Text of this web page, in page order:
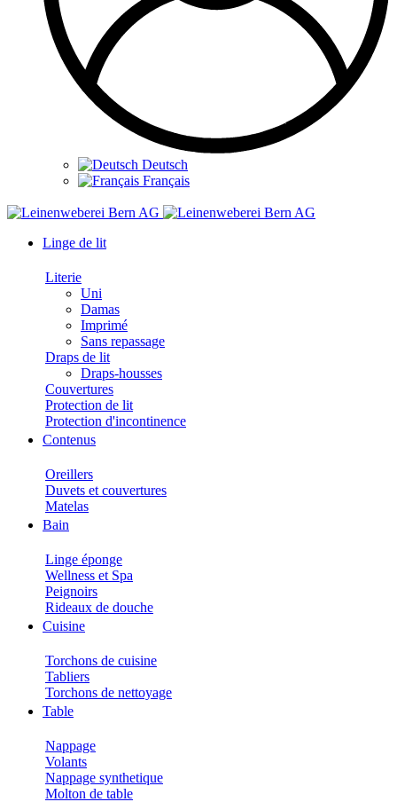
Deutsch
Français
Linge de lit
Literie
Uni
Damas
Imprimé
Sans repassage
Draps de lit
Draps-housses
Couvertures
Protection de lit
Protection d'incontinence
Contenus
Oreillers
Duvets et couvertures
Matelas
Bain
Linge éponge
Wellness et Spa
Peignoirs
Rideaux de douche
Cuisine
Torchons de cuisine
Tabliers
Torchons de nettoyage
Table
Nappage
Volants
Nappage synthetique
Molton de table